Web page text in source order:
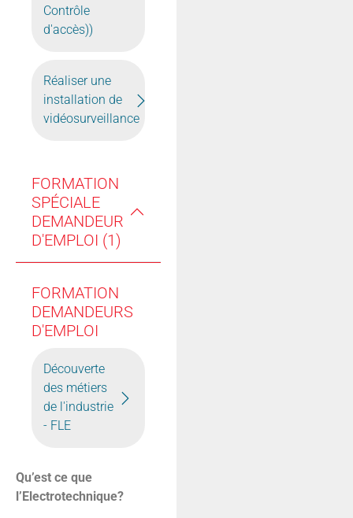
Contrôle
d'accès))
Réaliser une
installation de
vidéosurveillance
FORMATION
SPÉCIALE
DEMANDEUR
D'EMPLOI (1)
FORMATION
DEMANDEURS
D'EMPLOI
Découverte
des métiers
de l'industrie
- FLE
Qu’est ce que
l’Electrotechnique?